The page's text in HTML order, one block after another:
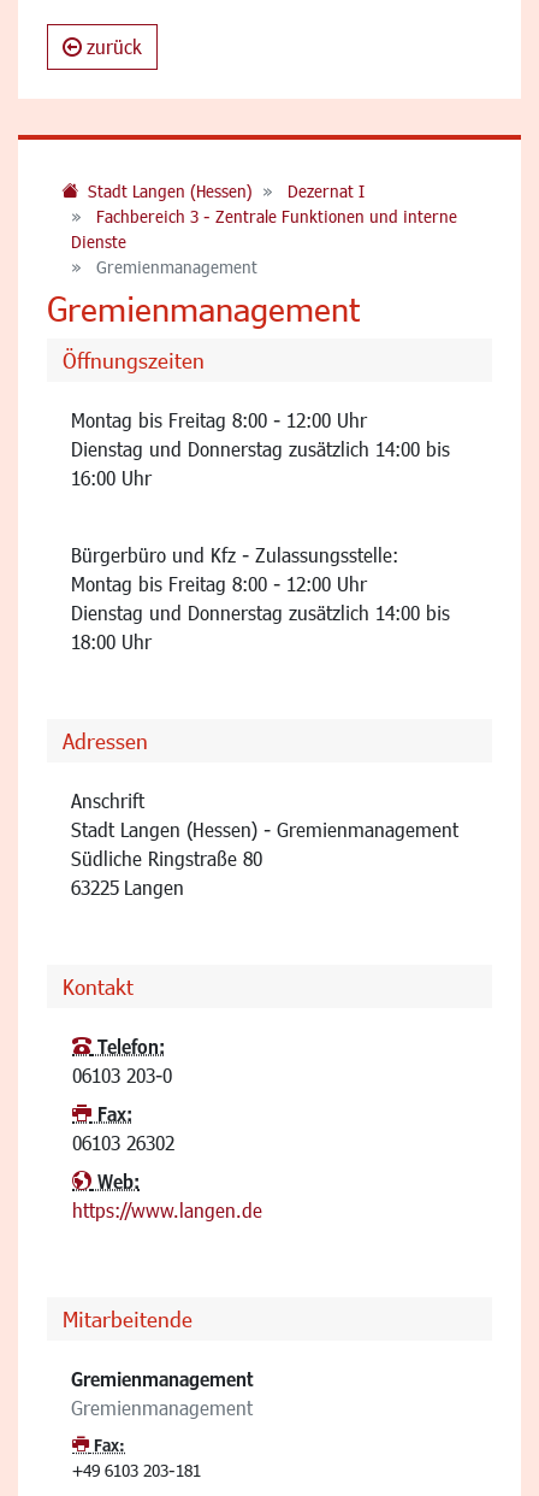
zurück
Stadt Langen (Hessen)
Dezernat I
Fachbereich 3 - Zentrale Funktionen und interne
Dienste
Gremienmanagement
Gremienmanagement
Öffnungszeiten
Montag bis Freitag 8:00 - 12:00 Uhr
Dienstag und Donnerstag zusätzlich 14:00 bis
16:00 Uhr
Bürgerbüro und Kfz - Zulassungsstelle:
Montag bis Freitag 8:00 - 12:00 Uhr
Dienstag und Donnerstag zusätzlich 14:00 bis
18:00 Uhr
Adressen
Anschrift
Stadt Langen (Hessen) - Gremienmanagement
Südliche Ringstraße 80
63225 Langen
Kontakt
Telefon:
06103 203-0
Fax:
06103 26302
Web:
https://www.langen.de
Mitarbeitende
Gremienmanagement
Gremienmanagement
Fax:
+49 6103 203-181